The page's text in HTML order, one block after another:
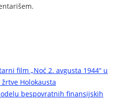
film „Noć 2. avgusta 1944“ u
Holokausta
bespovratnih finansijskih